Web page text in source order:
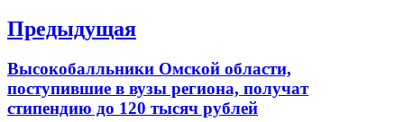
Навигация
записям
Предыдущая
Previous
Высокобалльники Омской области,
поступившие в вузы региона, получат
стипендию до 120 тысяч рублей